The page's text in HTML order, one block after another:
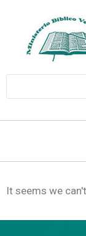
It seems we